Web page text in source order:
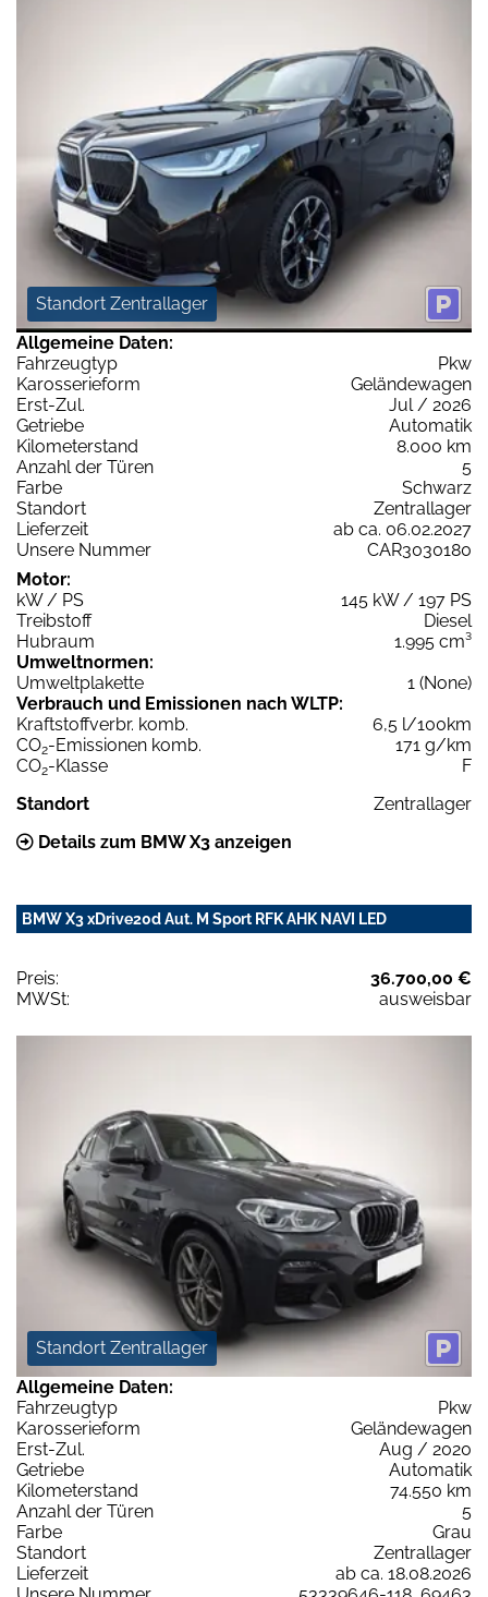
Standort Zentrallager
Allgemeine Daten:
Fahrzeugtyp
Pkw
Karosserieform
Geländewagen
Erst-Zul.
Jul / 2026
Getriebe
Automatik
Kilometerstand
8.000 km
Anzahl der Türen
5
Farbe
Schwarz
Standort
Zentrallager
Lieferzeit
ab ca. 06.02.2027
Unsere Nummer
CAR3030180
Motor:
kW / PS
145 kW / 197 PS
Treibstoff
Diesel
Hubraum
1.995 cm³
Umweltnormen:
Umweltplakette
1 (None)
Verbrauch und Emissionen nach WLTP:
Kraftstoffverbr. komb.
6,5 l/100km
CO2-Emissionen komb.
171 g/km
CO2-Klasse
F
Standort
Zentrallager
Details zum BMW X3 anzeigen
BMW X3 xDrive20d Aut. M Sport RFK AHK NAVI LED
Preis:
36.700,00 €
MWSt:
ausweisbar
Standort Zentrallager
Allgemeine Daten:
Fahrzeugtyp
Pkw
Karosserieform
Geländewagen
Erst-Zul.
Aug / 2020
Getriebe
Automatik
Kilometerstand
74.550 km
Anzahl der Türen
5
Farbe
Grau
Standort
Zentrallager
Lieferzeit
ab ca. 18.08.2026